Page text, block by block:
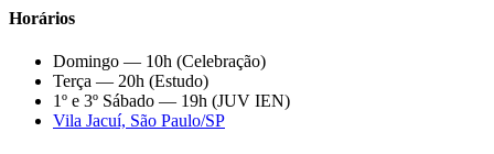
Horários
Domingo — 10h (Celebração)
Terça — 20h (Estudo)
1º e 3º Sábado — 19h (JUV IEN)
Vila Jacuí, São Paulo/SP